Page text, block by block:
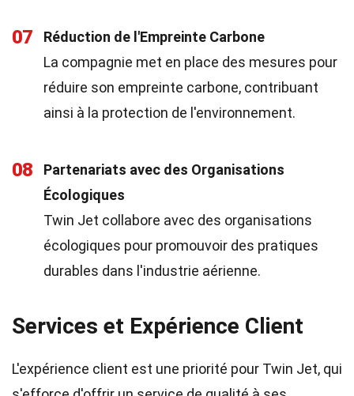
07
Réduction de l'Empreinte Carbone
La compagnie met en place des mesures pour
réduire son empreinte carbone, contribuant
ainsi à la protection de l'environnement.
08
Partenariats avec des Organisations
Écologiques
Twin Jet collabore avec des organisations
écologiques pour promouvoir des pratiques
durables dans l'industrie aérienne.
Services et Expérience Client
L'expérience client est une priorité pour Twin Jet, qui